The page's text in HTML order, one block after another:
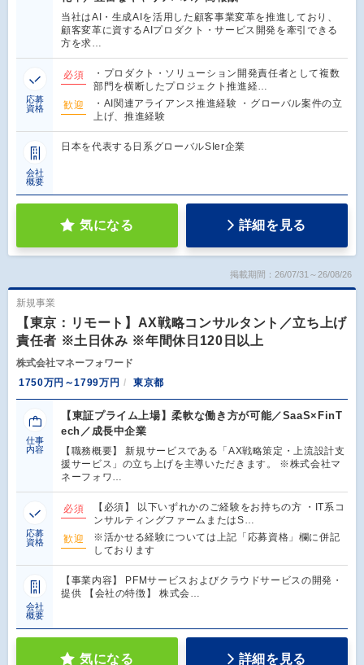
当社はAI・生成AIを活用した顧客事業変革を推進しており、
顧客変革に資するAIプロダクト・サービス開発を牽引できる
方を求…
応募
資格
必須
・プロダクト・ソリューション開発責任者として複数
部門を横断したプロジェクト推進経…
歓迎
・AI関連アライアンス推進経験 ・グローバル案件の立
上げ、推進経験
会社
概要
日本を代表する日系グローバルSIer企業
気になる 詳細を見る
掲載期間：26/07/31～26/08/26
新規事業
【東京：リモート】AX戦略コンサルタント／立ち上げ
責任者 ※土日休み ※年間休日120日以上
株式会社マネーフォワード
1750万円～1799万円
東京都
仕事
内容
【東証プライム上場】柔軟な働き方が可能／SaaS×FinT
ech／成長中企業
【職務概要】 新規サービスである「AX戦略策定・上流設計支
援サービス」の立ち上げを主導いただきます。 ※株式会社マ
ネーフォワ…
応募
資格
必須
【必須】 以下いずれかのご経験をお持ちの方 ・IT系コ
ンサルティングファームまたはS…
歓迎
※活かせる経験については上記「応募資格」欄に併記
しております
会社
概要
【事業内容】 PFMサービスおよびクラウドサービスの開発・
提供 【会社の特徴】 株式会…
気になる 詳細を見る